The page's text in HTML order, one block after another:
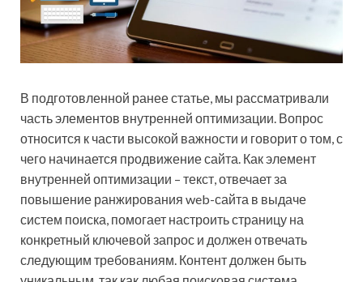
В подготовленной ранее статье, мы рассматривали
часть элементов внутренней оптимизации. Вопрос
относится к части высокой важности и говорит о том, с
чего начинается продвижение сайта. Как элемент
внутренней оптимизации – текст, отвечает за
повышение ранжирования web-сайта в выдаче
систем поиска, помогает настроить страницу на
конкретный ключевой запрос и должен отвечать
следующим требованиям. Контент должен быть